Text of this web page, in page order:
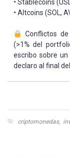
• Stablecoins
• Altcoins (SOL,
Conflictos
(>1% del
escribo sobre
declaro al final
criptomonedas,